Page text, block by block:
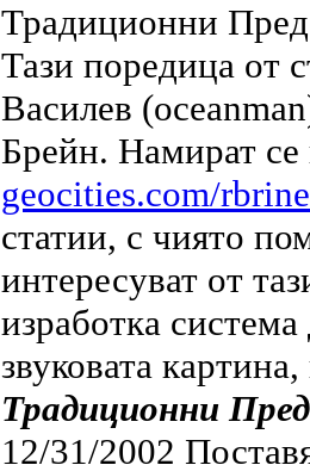
Традиционни
Тази поредица от
Василев
Брейн. Намират
geocities.com/
статии, с чиято
интересуват от
изработка система
звуковата
Традиционни
12/31/2002